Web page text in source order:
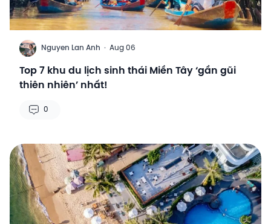
N Nguyen Lan Anh · Aug 06
Top 7 khu du lịch sinh thái Miền Tây ‘gần gũi
thiên nhiên’ nhất!
0